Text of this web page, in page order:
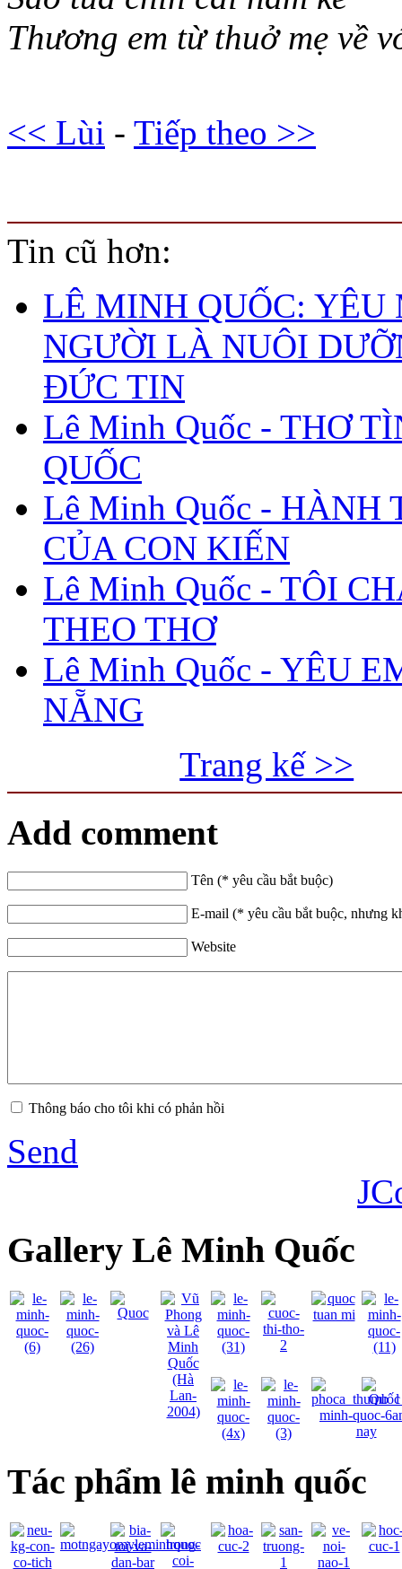
Thương em từ thuở mẹ về
<< Lùi - Tiếp theo >>
Tin cũ hơn:
LÊ MINH QUỐC: YÊU
NGƯỜI LÀ NUÔI
ĐỨC TIN
Lê Minh Quốc - THƠ
QUỐC
Lê Minh Quốc - HÀNH
CỦA CON KIẾN
Lê Minh Quốc - TÔI
THEO THƠ
Lê Minh Quốc - YÊU
NẴNG
Trang kế >>
Add comment
Tên (* yêu cầu bắt buộc)
E-mail (* yêu cầu bắt buộc, nhưng
Website
Thông báo cho tôi khi có phản hồi
Send
Gallery Lê Minh Quốc
Tác phẩm lê minh quốc